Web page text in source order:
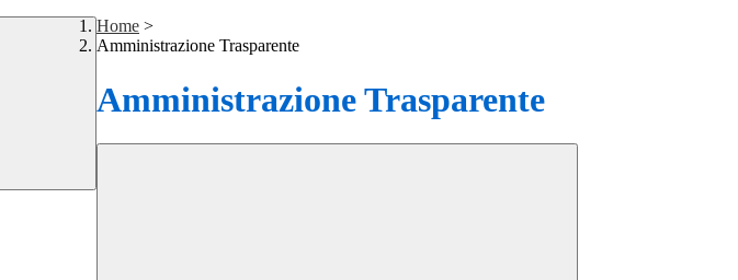
Home >
Amministrazione Trasparente
Amministrazione Trasparente